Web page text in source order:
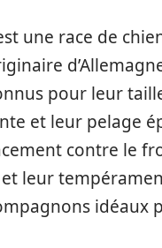
une race de
pour leur
et leur pelage
contre le
leur
idéaux